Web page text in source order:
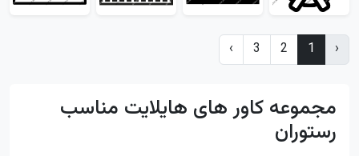
‹
1
2
3
›
مجموعه کاور های هایلایت مناسب
رستوران